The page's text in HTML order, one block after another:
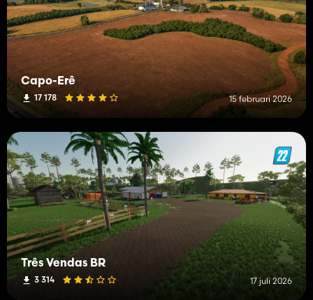
Capo-Erê
17 178 15 februari 2026
Três Vendas BR
3 314 17 juli 2026